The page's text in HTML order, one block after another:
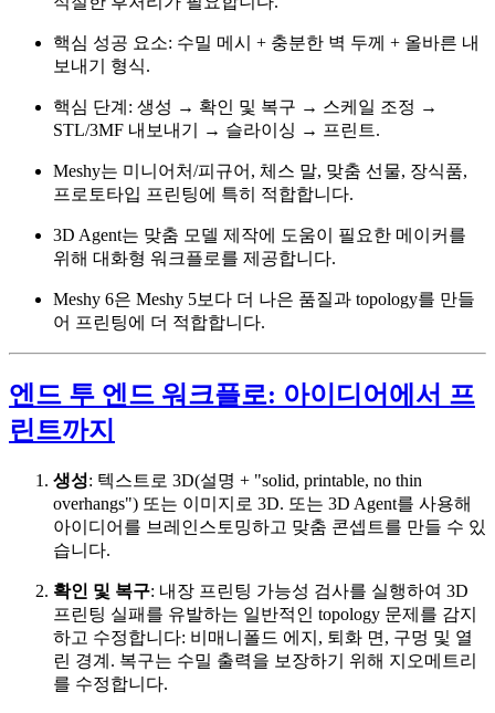
핵심 성공 요소: 수밀 메시 + 충분한 벽 두께 + 올바른 내
보내기 형식.
핵심 단계: 생성 → 확인 및 복구 → 스케일 조정 →
STL/3MF 내보내기 → 슬라이싱 → 프린트.
Meshy는 미니어처/피규어, 체스 말, 맞춤 선물, 장식품,
프로토타입 프린팅에 특히 적합합니다.
3D Agent는 맞춤 모델 제작에 도움이 필요한 메이커를
위해 대화형 워크플로를 제공합니다.
Meshy 6은 Meshy 5보다 더 나은 품질과 topology를 만들
어 프린팅에 더 적합합니다.
엔드 투 엔드 워크플로: 아이디어에서 프
린트까지
생성: 텍스트로 3D(설명 + "solid, printable, no thin
overhangs") 또는 이미지로 3D. 또는 3D Agent를 사용해
아이디어를 브레인스토밍하고 맞춤 콘셉트를 만들 수 있
습니다.
확인 및 복구: 내장 프린팅 가능성 검사를 실행하여 3D
프린팅 실패를 유발하는 일반적인 topology 문제를 감지
하고 수정합니다: 비매니폴드 에지, 퇴화 면, 구멍 및 열
린 경계. 복구는 수밀 출력을 보장하기 위해 지오메트리
를 수정합니다.